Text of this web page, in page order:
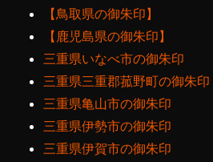
【鳥取県の御朱印】
【鹿児島県の御朱印】
三重県いなべ市の御朱印
三重県三重郡菰野町の御朱印
三重県亀山市の御朱印
三重県伊勢市の御朱印
三重県伊賀市の御朱印